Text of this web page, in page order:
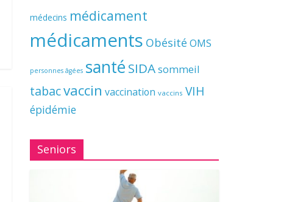
médecins médicament
médicaments Obésité OMS
personnes âgées santé SIDAsommeil
tabacvaccin vaccination vaccins VIH
épidémie
Seniors